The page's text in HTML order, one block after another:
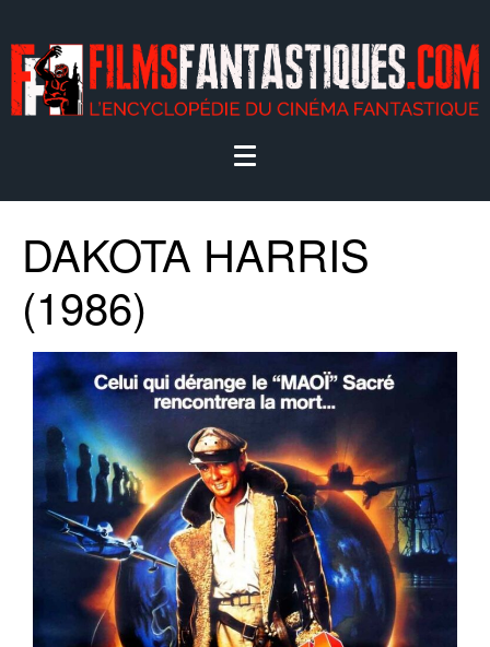
DAKOTA HARRIS
(1986)